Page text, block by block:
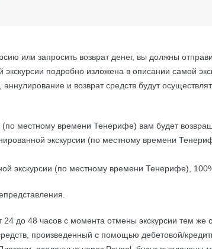
или запросить возврат денег, вы должны
подробно изложена в описании самой
и возврат средств будут
(по местному времени Тенерифе) вам будет
экскурсии (по местному времени
экскурсии (по местному времени Тенерифе),
24 до 48 часов с момента отмены экскурсии тем
произведенный с помощью дебетовой/